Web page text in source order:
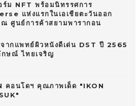
ร์ม NFT พร้อมนิทรรศการ
แห่งแรกในเอเชียตะวันออก
ณ ศูนย์การค้าสยามพารากอน
จากแพทย์ผิวหนังดีเด่น DST ปี 2565
ษณ์ ไทยเจริญ
คอนโดฯ คุณภาพเด็ด "IKON